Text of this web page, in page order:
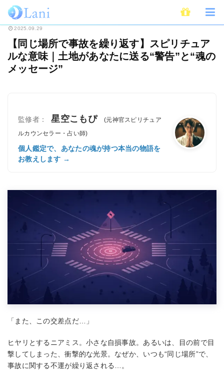
ホーム スピリチュアル 【同じ場所で事故を繰り返す】スピリチュアルな
2025.09.29
【同じ場所で事故を繰り返す】スピリチュア
ルな意味｜土地があなたに送る“警告”と“魂の
メッセージ”
監修者： 星空こもぴ
(元神官スピリチュア
ルカウンセラー・占い師)
個人鑑定で、あなたの魂が持つ本当の物語を
お教えします →
「また、この交差点だ…」
ヒヤリとするニアミス。小さな自損事故。あるいは、目の前で目
撃してしまった、衝撃的な光景。なぜか、いつも“同じ場所”で、
事故に関する不運が繰り返される…。